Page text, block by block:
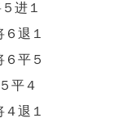
进１
退１
平５
平４
退１